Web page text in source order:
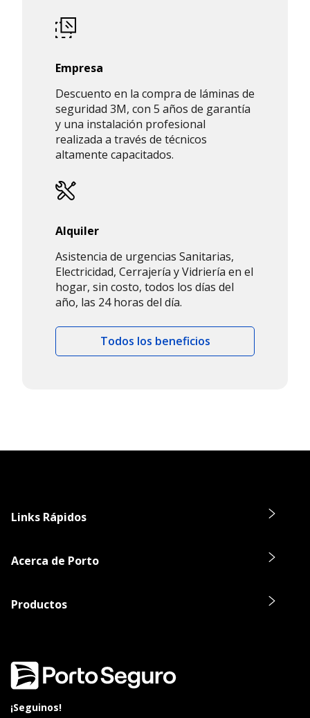
Empresa
Descuento en la compra de láminas de
seguridad 3M, con 5 años de garantía
y una instalación profesional
realizada a través de técnicos
altamente capacitados.
Alquiler
Asistencia de urgencias Sanitarias,
Electricidad, Cerrajería y Vidriería en el
hogar, sin costo, todos los días del
año, las 24 horas del día.
Todos los beneficios
Links Rápidos
Acerca de Porto
Productos
¡Seguinos!